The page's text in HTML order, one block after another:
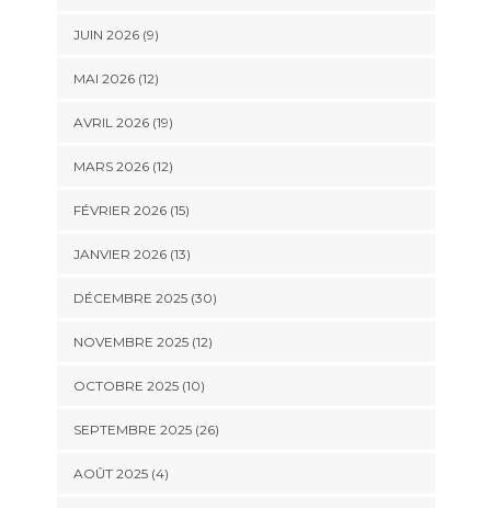
JUIN 2026 (9)
MAI 2026 (12)
AVRIL 2026 (19)
MARS 2026 (12)
FÉVRIER 2026 (15)
JANVIER 2026 (13)
DÉCEMBRE 2025 (30)
NOVEMBRE 2025 (12)
OCTOBRE 2025 (10)
SEPTEMBRE 2025 (26)
AOÛT 2025 (4)